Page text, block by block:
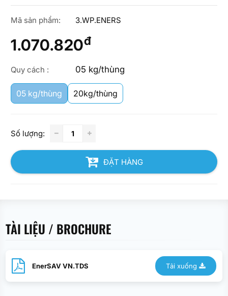
Mã sản phẩm: 3.WP.ENERS
1.070.820đ
Quy cách : 05 kg/thùng
05 kg/thùng 20kg/thùng
Số lượng:
ĐẶT HÀNG
TÀI LIỆU / BROCHURE
EnerSAV VN.TDS Tải xuống